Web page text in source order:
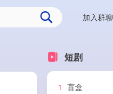
加入群聊
短剧
1
盲盒